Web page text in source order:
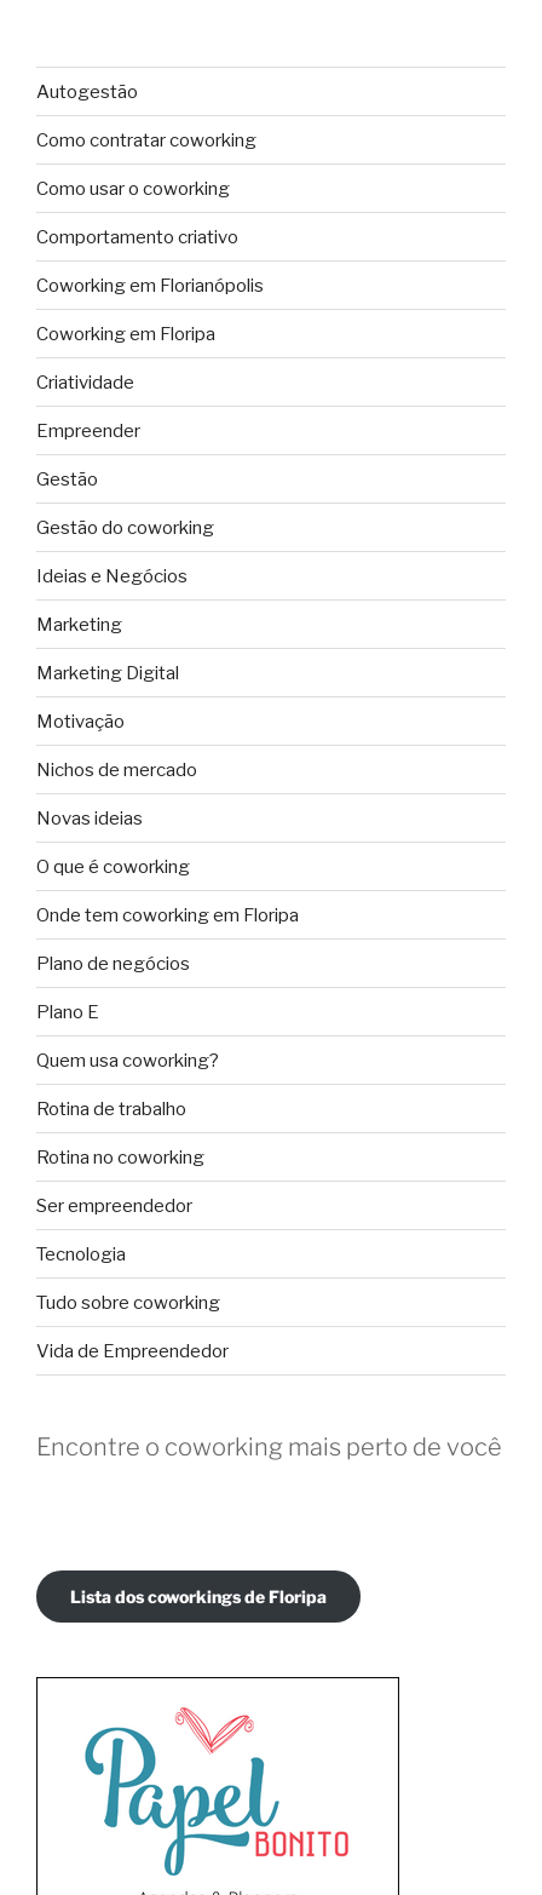
Autogestão
Como contratar coworking
Como usar o coworking
Comportamento criativo
Coworking em Florianópolis
Coworking em Floripa
Criatividade
Empreender
Gestão
Gestão do coworking
Ideias e Negócios
Marketing
Marketing Digital
Motivação
Nichos de mercado
Novas ideias
O que é coworking
Onde tem coworking em Floripa
Plano de negócios
Plano E
Quem usa coworking?
Rotina de trabalho
Rotina no coworking
Ser empreendedor
Tecnologia
Tudo sobre coworking
Vida de Empreendedor
Encontre o coworking mais perto de você
Lista dos coworkings de Floripa